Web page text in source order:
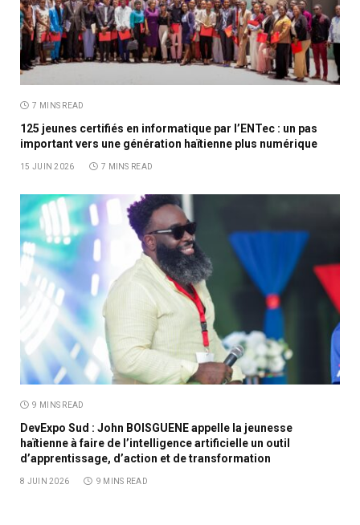
7 MINS READ
125 jeunes certifiés en informatique par l’ENTec : un pas
important vers une génération haïtienne plus numérique
15 JUIN 2026 7 MINS READ
9 MINS READ
DevExpo Sud : John BOISGUENE appelle la jeunesse
haïtienne à faire de l’intelligence artificielle un outil
d’apprentissage, d’action et de transformation
8 JUIN 2026 9 MINS READ